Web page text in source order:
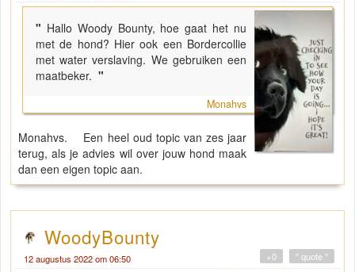
" Hallo Woody Bounty, hoe gaat het nu
met de hond? Hier ook een Bordercollie
met water verslaving. We gebruiken een
maatbeker. "
Monahvs
Monahvs. Een heel oud topic van zes jaar
terug, als je advies wil over jouw hond maak
dan een eigen topic aan.
WoodyBounty
12 augustus 2022 om 06:50 " quote "
+0